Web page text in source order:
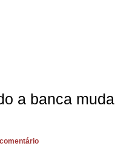
a banca muda